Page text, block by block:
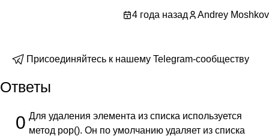
4 года назад Andrey Moshkov
Присоединяйтесь к нашему Telegram-сообществу
Ответы
0 Для удаления элемента из списка используется
метод pop(). Он по умолчанию удаляет из списка